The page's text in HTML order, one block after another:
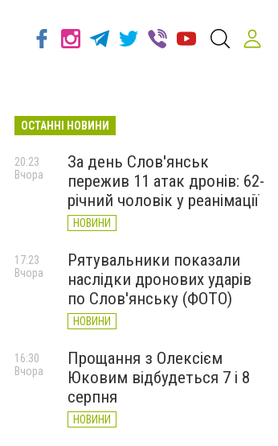
ОСТАННІ НОВИНИ
За день Слов'янськ
пережив 11 атак дронів: 62-
річний чоловік у реанімації
НОВИНИ
20:23
Вчора
Рятувальники показали
наслідки дронових ударів
по Слов'янську (ФОТО)
НОВИНИ
17:23
Вчора
Прощання з Олексієм
Юковим відбудеться 7 і 8
серпня
НОВИНИ
16:30
Вчора